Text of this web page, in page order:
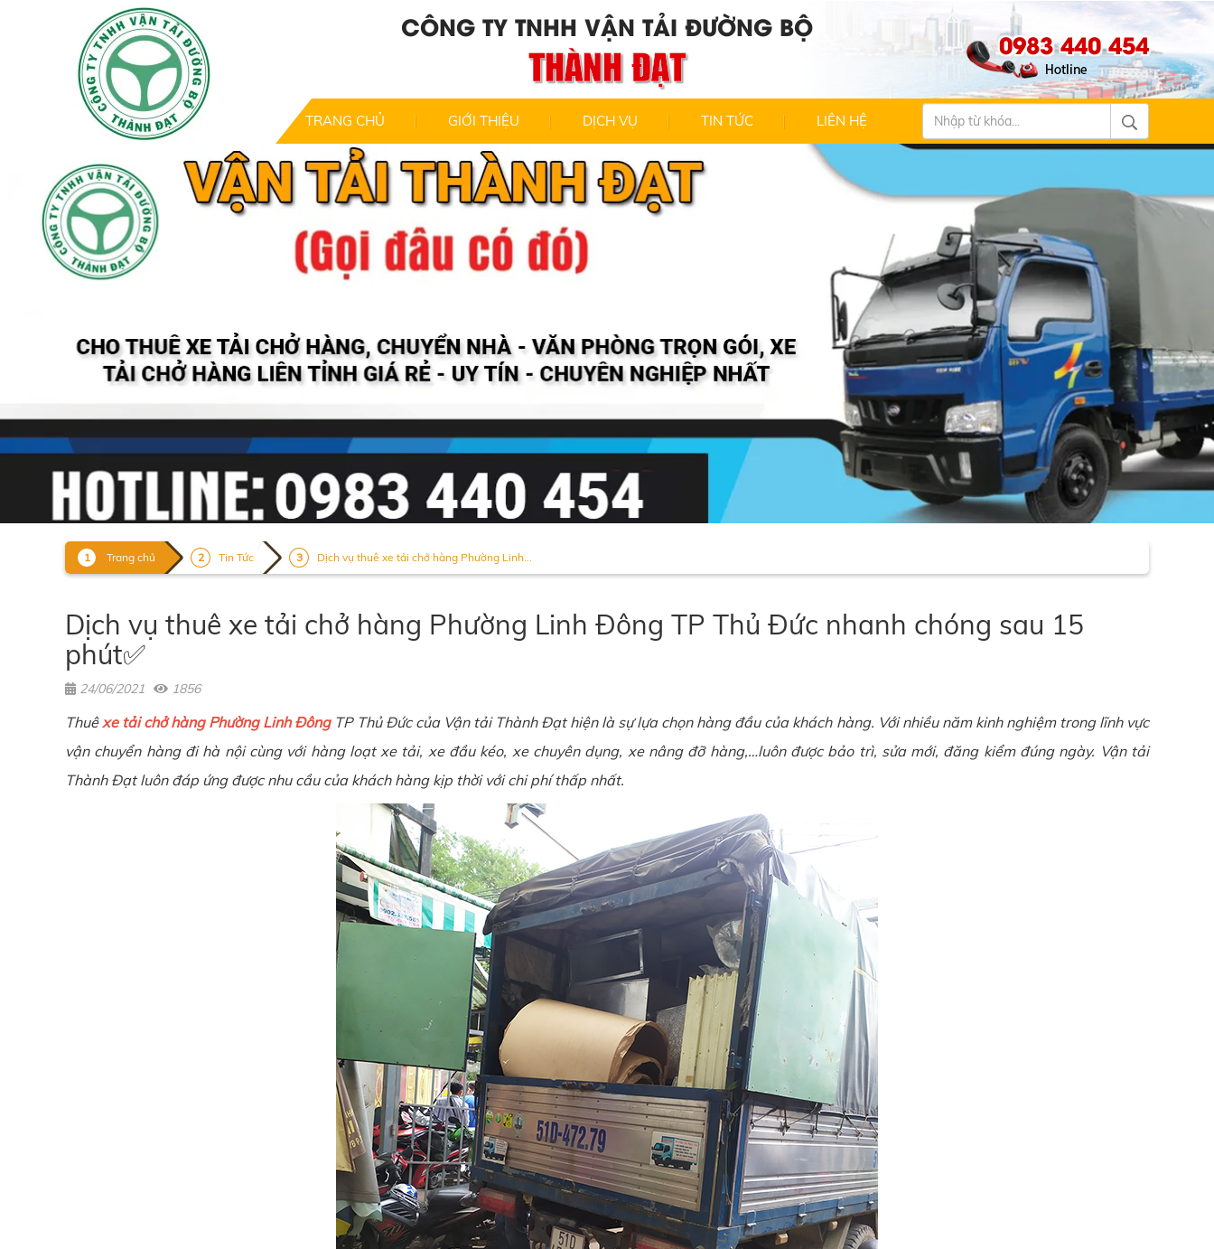
CÔNG TY TNHH VẬN TẢI ĐƯỜNG BỘ
THÀNH ĐẠT 0983 440 454
TRANG CHỦ GIỚI THIỆU DỊCH VỤ TIN TỨC LIÊN HỆ
Trang chủ Tin Tức Dịch vụ thuê xe tải chở hàng Phường Linh...
Dịch vụ thuê xe tải chở hàng Phường Linh Đông TP Thủ Đức nhanh chóng sau 15
phút✅
24/06/2021 1856
Thuêxe tải chở hàng Phường Linh ĐôngTP Thủ Đức của Vận tải Thành Đạt hiện là sự lựa chọn hàng đầu của khách hàng. Với nhiều năm kinh nghiệm trong lĩnh vực
vận chuyển hàng đi hà nội cùng với hàng loạt xe tải, xe đầu kéo, xe chuyên dụng, xe nâng đỡ hàng,…luôn được bảo trì, sửa mới, đăng kiểm đúng ngày. Vận tải
Thành Đạtluôn đáp ứng được nhu cầu của khách hàng kịp thời với chi phí thấp nhất.